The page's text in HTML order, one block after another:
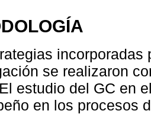
incorporadas
se realizaron
estudio del GC en
en los procesos